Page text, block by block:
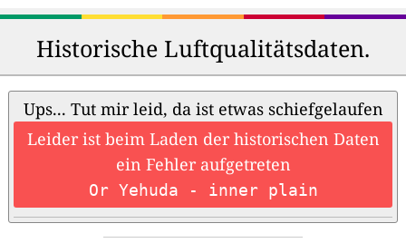
Historische Luftqualitätsdaten.
Ups... Tut mir leid, da ist etwas schiefgelaufen
Leider ist beim Laden der historischen Daten
ein Fehler aufgetreten
Or Yehuda - inner plain